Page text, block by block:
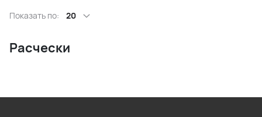
Показать по: 20
Расчески